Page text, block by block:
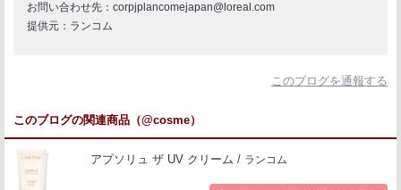
お問い合わせ先：corpjplancomejapan@loreal.com
提供元：ランコム
このブログを通報する
このブログの関連商品（@cosme）
アプソリュ ザ UV クリーム ランコム